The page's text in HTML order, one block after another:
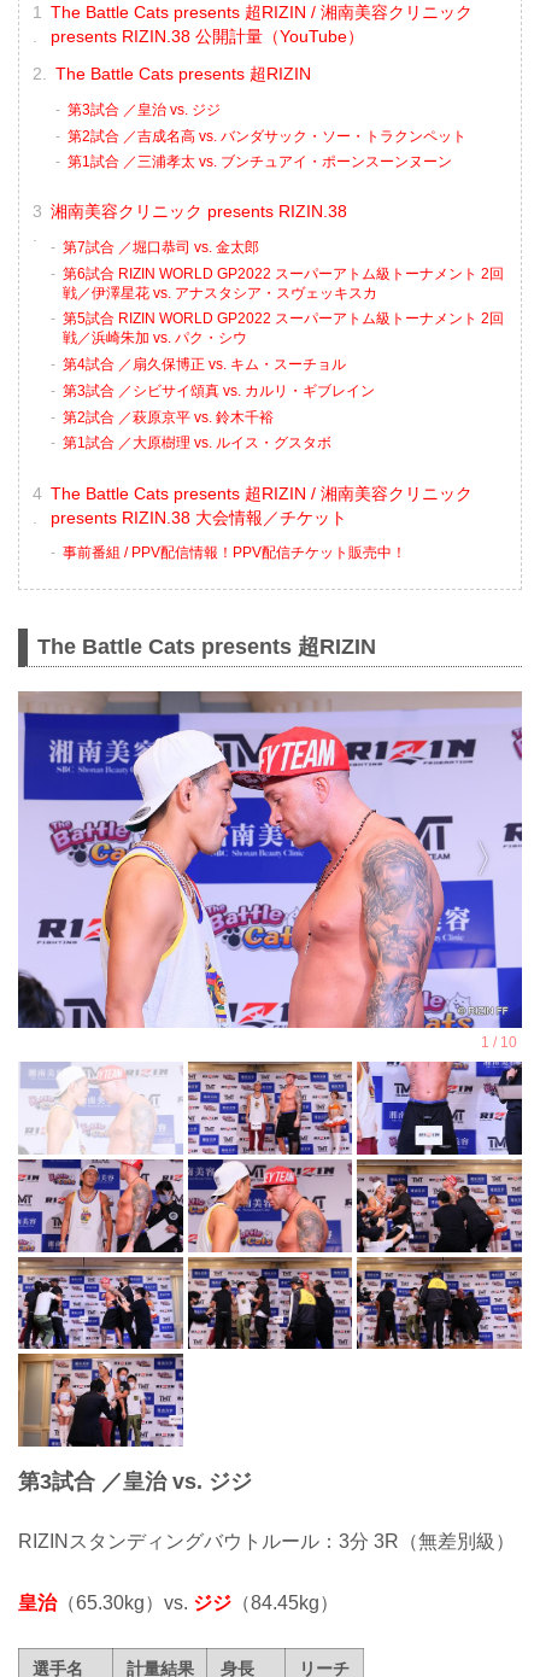
The Battle Cats presents 超RIZIN / 湘南美容クリニック
presents RIZIN.38 公開計量（YouTube）
The Battle Cats presents 超RIZIN
第3試合 ／皇治 vs. ジジ
第2試合 ／吉成名高 vs. バンダサック・ソー・トラクンペット
第1試合 ／三浦孝太 vs. ブンチュアイ・ポーンスーンヌーン
湘南美容クリニック presents RIZIN.38
第7試合 ／堀口恭司 vs. 金太郎
第6試合 RIZIN WORLD GP2022 スーパーアトム級トーナメント 2回
戦／伊澤星花 vs. アナスタシア・スヴェッキスカ
第5試合 RIZIN WORLD GP2022 スーパーアトム級トーナメント 2回
戦／浜崎朱加 vs. パク・シウ
第4試合 ／扇久保博正 vs. キム・スーチョル
第3試合 ／シビサイ頌真 vs. カルリ・ギブレイン
第2試合 ／萩原京平 vs. 鈴木千裕
第1試合 ／大原樹理 vs. ルイス・グスタボ
The Battle Cats presents 超RIZIN / 湘南美容クリニック
presents RIZIN.38 大会情報／チケット
事前番組 / PPV配信情報！PPV配信チケット販売中！
The Battle Cats presents 超RIZIN
第3試合 ／皇治 vs. ジジ
RIZINスタンディングバウトルール：3分 3R（無差別級）
皇治（65.30kg）vs. ジジ （84.45kg）
選手名 計量結果 身長 リーチ